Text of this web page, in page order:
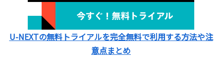
U-NEXTの無料トライアルを完全無料で利用する方法や注
意点まとめ